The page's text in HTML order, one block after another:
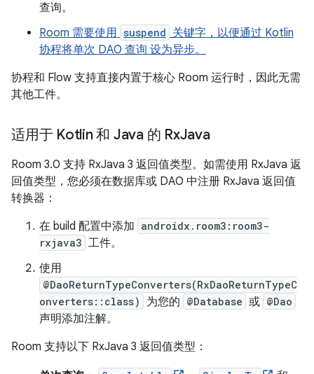
查询。
Room 需要使用 suspend 关键字，以便通过 Kotlin
协程将单次 DAO 查询 设为异步。
协程和 Flow 支持直接内置于核心 Room 运行时，因此无需
其他工件。
适用于 Kotlin 和 Java 的 RxJava
Room 3.0 支持 RxJava 3 返回值类型。如需使用 RxJava 返
回值类型，您必须在数据库或 DAO 中注册 RxJava 返回值
转换器：
在 build 配置中添加 androidx.room3:room3-
rxjava3 工件。
使用
@DaoReturnTypeConverters(RxDaoReturnTypeC
onverters::class)
为您的 @Database 或 @Dao
声明添加注解。
Room 支持以下 RxJava 3 返回值类型：